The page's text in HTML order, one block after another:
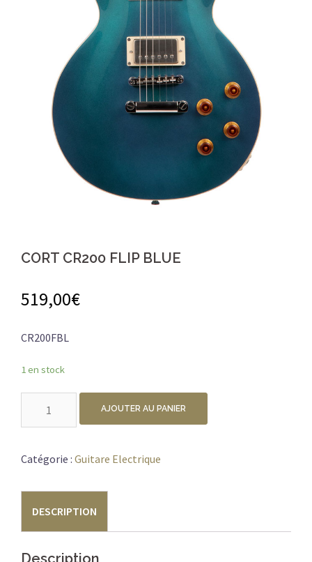
CORT CR200 FLIP BLUE
519,00€
CR200FBL
1 en stock
CR200
BLUE
AJOUTER AU PANIER
Catégorie : Guitare Electrique
DESCRIPTION
Description